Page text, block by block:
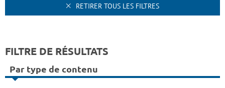
RETIRER TOUS LES FILTRES
FILTRE DE RÉSULTATS
Par type de contenu